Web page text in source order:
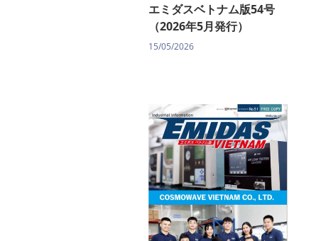
エミダスベトナム版54号
（2026年5月発行）
15/05/2026